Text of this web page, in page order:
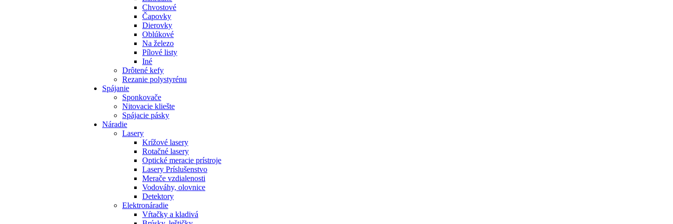
Chvostové
Čapovky
Dierovky
Oblúkové
Na železo
Pílové listy
Iné
Drôtené kefy
Rezanie polystyrénu
Spájanie
Sponkovače
Nitovacie kliešte
Spájacie pásky
Náradie
Lasery
Krížové lasery
Rotačné lasery
Optické meracie prístroje
Lasery Príslušenstvo
Merače vzdialenosti
Vodováhy, olovnice
Detektory
Elektronáradie
Vŕtačky a kladivá